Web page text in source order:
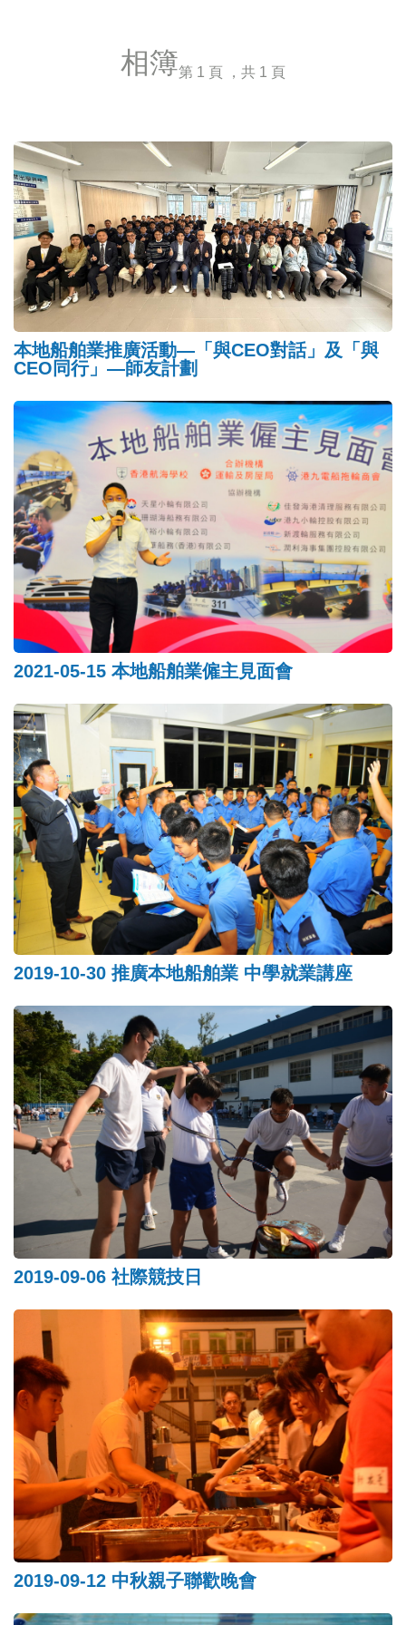
相簿第 1 頁 ，共 1 頁
本地船舶業推廣活動—「與CEO對話」及「與
CEO同行」—師友計劃
2021-05-15 本地船舶業僱主見面會
2019-10-30 推廣本地船舶業 中學就業講座
2019-09-06 社際競技日
2019-09-12 中秋親子聯歡晚會